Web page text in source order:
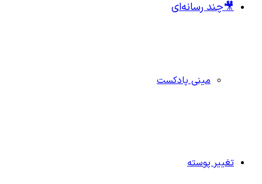
🎥چند رسانه‌ای
مینی پادکست
تغییر پوسته